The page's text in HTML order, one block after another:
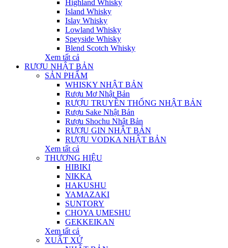
Highland Whisky
Island Whisky
Islay Whisky
Lowland Whisky
Speyside Whisky
Blend Scotch Whisky
Xem tất cả
RƯỢU NHẬT BẢN
SẢN PHẨM
WHISKY NHẬT BẢN
Rượu Mơ Nhật Bản
RƯỢU TRUYỀN THỐNG NHẬT BẢN
Rượu Sake Nhật Bản
Rượu Shochu Nhật Bản
RƯỢU GIN NHẬT BẢN
RƯỢU VODKA NHẬT BẢN
Xem tất cả
THƯƠNG HIỆU
HIBIKI
NIKKA
HAKUSHU
YAMAZAKI
SUNTORY
CHOYA UMESHU
GEKKEIKAN
Xem tất cả
XUẤT XỨ